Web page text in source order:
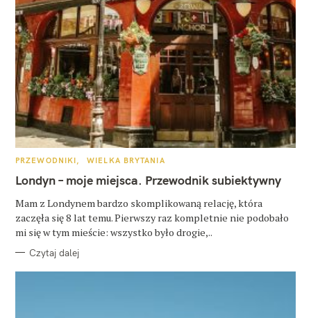
K
T
E
O
R
I
PRZEWODNIKI WIELKA BRYTANIA
Londyn – moje miejsca. Przewodnik subiektywny
Mam z Londynem bardzo skomplikowaną relację, która
zaczęła się 8 lat temu. Pierwszy raz kompletnie nie podobało
mi się w tym mieście: wszystko było drogie,..
Czytaj dalej